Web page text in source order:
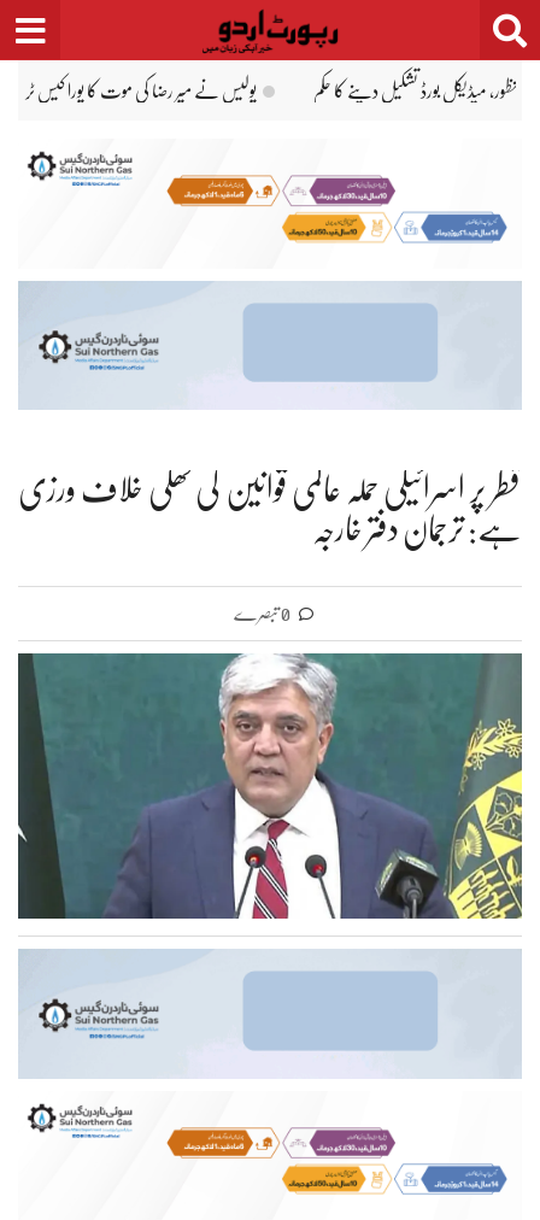
Skip
to
content
ہے: آئی جی سندھ جاوید عالم وزیرِ اعظم شہباز شریف دورۂ سعودی عرب کیلئے روانہ
قطر پر اسرائیلی حملہ عالمی قوانین کی کھلی خلاف ورزی
ہے: ترجمان دفتر خارجہ
0 تبصرے